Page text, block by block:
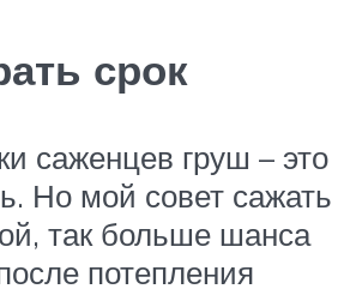
срок
саженцев груш – это
Но мой совет сажать
так больше шанса
потепления